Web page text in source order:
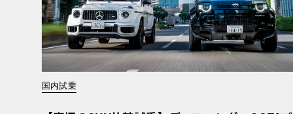
国内試乗